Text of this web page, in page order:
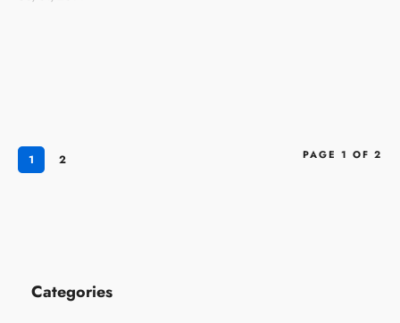
1 2 PAGE 1 OF 2
Categories